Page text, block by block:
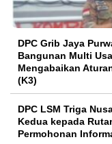
DPC Grib Jaya
Bangunan Multi
Mengabaikan
(K3)
DPC LSM Triga
Kedua kepada
Permohonan